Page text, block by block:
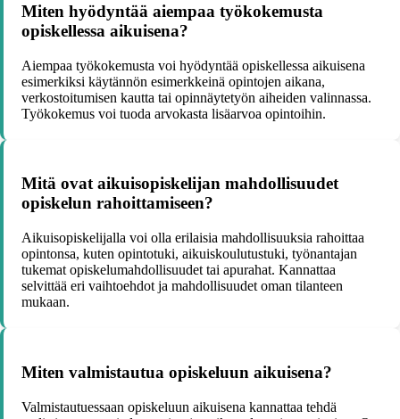
Miten hyödyntää aiempaa työkokemusta
opiskellessa aikuisena?
Aiempaa työkokemusta voi hyödyntää opiskellessa aikuisena
esimerkiksi käytännön esimerkkeinä opintojen aikana,
verkostoitumisen kautta tai opinnäytetyön aiheiden valinnassa.
Työkokemus voi tuoda arvokasta lisäarvoa opintoihin.
Mitä ovat aikuisopiskelijan mahdollisuudet
opiskelun rahoittamiseen?
Aikuisopiskelijalla voi olla erilaisia mahdollisuuksia rahoittaa
opintonsa, kuten opintotuki, aikuiskoulutustuki, työnantajan
tukemat opiskelumahdollisuudet tai apurahat. Kannattaa
selvittää eri vaihtoehdot ja mahdollisuudet oman tilanteen
mukaan.
Miten valmistautua opiskeluun aikuisena?
Valmistautuessaan opiskeluun aikuisena kannattaa tehdä